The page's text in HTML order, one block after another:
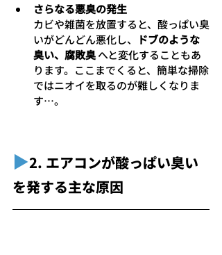
さらなる悪臭の発生
カビや雑菌を放置すると、酸っぱい臭
いがどんどん悪化し、
ドブのような
臭い、腐敗臭 へと変化することもあ
ります。ここまでくると、簡単な掃除
ではニオイを取るのが難しくなりま
す…。
▶︎2. エアコンが酸っぱい臭い
を発する主な原因